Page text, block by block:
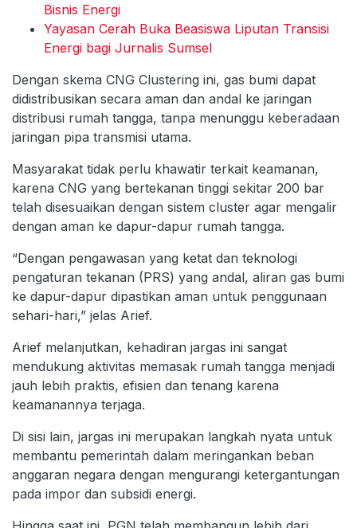
Bisnis Energi
Yayasan Cerah Buka Beasiswa Liputan Transisi
Energi bagi Jurnalis Sumsel
Dengan skema CNG Clustering ini, gas bumi dapat
didistribusikan secara aman dan andal ke jaringan
distribusi rumah tangga, tanpa menunggu keberadaan
jaringan pipa transmisi utama.
Masyarakat tidak perlu khawatir terkait keamanan,
karena CNG yang bertekanan tinggi sekitar 200 bar
telah disesuaikan dengan sistem cluster agar mengalir
dengan aman ke dapur-dapur rumah tangga.
“Dengan pengawasan yang ketat dan teknologi
pengaturan tekanan (PRS) yang andal, aliran gas bumi
ke dapur-dapur dipastikan aman untuk penggunaan
sehari-hari,” jelas Arief.
Arief melanjutkan, kehadiran jargas ini sangat
mendukung aktivitas memasak rumah tangga menjadi
jauh lebih praktis, efisien dan tenang karena
keamanannya terjaga.
Di sisi lain, jargas ini merupakan langkah nyata untuk
membantu pemerintah dalam meringankan beban
anggaran negara dengan mengurangi ketergantungan
pada impor dan subsidi energi.